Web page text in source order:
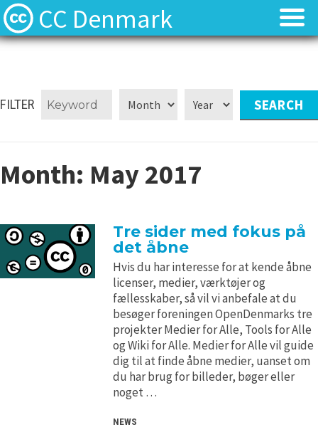
CC Denmark
Hvad er Creative Commons?
Kontakt
Materialer
Kilder
H5P and Creative Commons
Hvad er Creative Commons?
Kontakt
Materialer
Kilder
H5P and Creative Commons
FILTER
Month: May 2017
Tre sider med fokus på
det åbne
Hvis du har interesse for at kende åbne
licenser, medier, værktøjer og
fællesskaber, så vil vi anbefale at du
besøger foreningen OpenDenmarks tre
projekter Medier for Alle, Tools for Alle
og Wiki for Alle. Medier for Alle vil guide
dig til at finde åbne medier, uanset om
du har brug for billeder, bøger eller
noget …
NEWS